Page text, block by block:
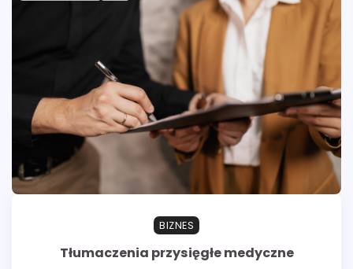
BIZNES
Tłumaczenia przysięgłe medyczne